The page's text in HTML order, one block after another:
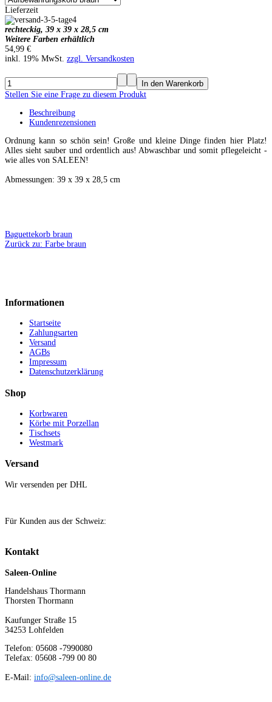
Lieferzeit
rechteckig, 39 x 39 x 28,5 cm
Weitere Farben erhältlich
54,99 €
inkl. 19% MwSt. zzgl. Versandkosten
Stellen Sie eine Frage zu diesem Produkt
Beschreibung
Kundenrezensionen
Ordnung kann so schön sein! Große und kleine Dinge finden hier Platz!
Alles sieht sauber und ordentlich aus! Abwaschbar und somit pflegeleicht -
wie alles von SALEEN!
Abmessungen: 39 x 39 x 28,5 cm
Baguettekorb braun
Zurück zu: Farbe braun
Informationen
Startseite
Zahlungsarten
Versand
AGBs
Impressum
Datenschutzerklärung
Shop
Korbwaren
Körbe mit Porzellan
Tischsets
Westmark
Versand
Wir versenden per DHL
Für Kunden aus der Schweiz:
Kontakt
Saleen-Online
Handelshaus Thormann
Thorsten Thormann
Kaufunger Straße 15
34253 Lohfelden
Telefon: 05608 -7990080
Telefax: 05608 -799 00 80
E-Mail: info@saleen-online.de